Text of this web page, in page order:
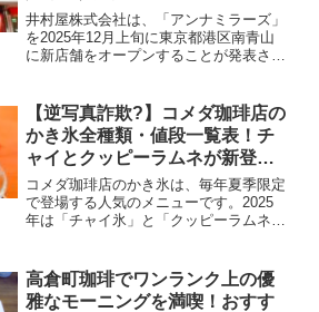
とめ！
井村屋株式会社は、「アンナミラーズ」
を2025年12月上旬に東京都港区南青山
に新店舗をオープンすることが発表され
いましたが、多くのファンから店舗再開
を望む声が寄せら...
【逆写真詐欺?】コメダ珈琲店の
かき氷全種類・値段一覧表！チ
ャイとクッピーラムネが新登
場！
コメダ珈琲店のかき氷は、毎年夏季限定
で登場する人気のメニューです。2025
年は「チャイ氷」と「クッピーラムネ
くご紹介します。コメダ珈琲店 かき氷
全種類・値段一覧表商品名...
高倉町珈琲でワンランク上の優
雅なモーニングを満喫！おすす